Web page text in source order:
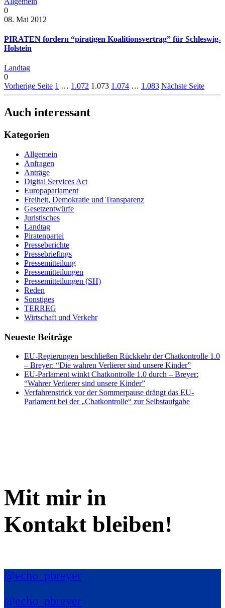
0
08. Mai 2012
PIRATEN fordern “piratigen Koalitionsvertrag” für Schleswig-
Holstein
Landtag
0
Vorherige Seite 1 … 1.072 1.073 1.074 … 1.083 Nächste Seite
Auch interessant
Kategorien
Allgemein
Anfragen
Anträge
Digital Services Act
Europaparlament
Freiheit, Demokratie und Transparenz
Gesetzentwürfe
Juristisches
Landtag
Piratenpartei
Presseberichte
Pressebriefings
Pressemitteilung
Pressemitteilungen
Pressemitteilungen (SH)
Reden
Sonstiges
TERREG
Wirtschaft und Verkehr
Neueste Beiträge
EU-Regierungen beschließen Rückkehr der Chatkontrolle 1.0
– Breyer: “Die wahren Verlierer sind unsere Kinder”
EU-Parlament winkt Chatkontrolle 1.0 durch – Breyer:
“Wahrer Verlierer sind unsere Kinder”
Verfahrenstrick vor der Sommerpause drängt das EU-
Parlament bei der „Chatkontrolle“ zur Selbstaufgabe
Mit mir in
Kontakt bleiben!
@echo_pbreyer
@echo_pbreyer